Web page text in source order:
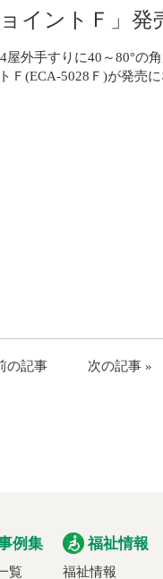
イントＦ」発
屋外手すりに40～80°の
Ｆ(ECA-5028Ｆ)が発売に
の記事 次の記事 »
例集
覧
福祉情報
福祉情報